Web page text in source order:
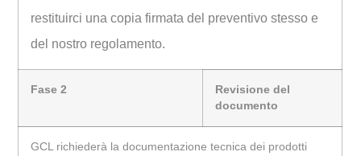
restituirci una copia firmata del preventivo stesso e
del nostro regolamento.
Fase 2
Revisione del
documento
GCL richiederà la documentazione tecnica dei prodotti